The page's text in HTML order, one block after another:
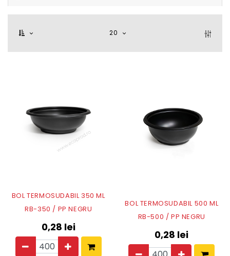
20
BOL TERMOSUDABIL 350 ML
RB-350 / PP NEGRU
0,28 lei
BOL TERMOSUDABIL 500 ML
RB-500 / PP NEGRU
0,28 lei